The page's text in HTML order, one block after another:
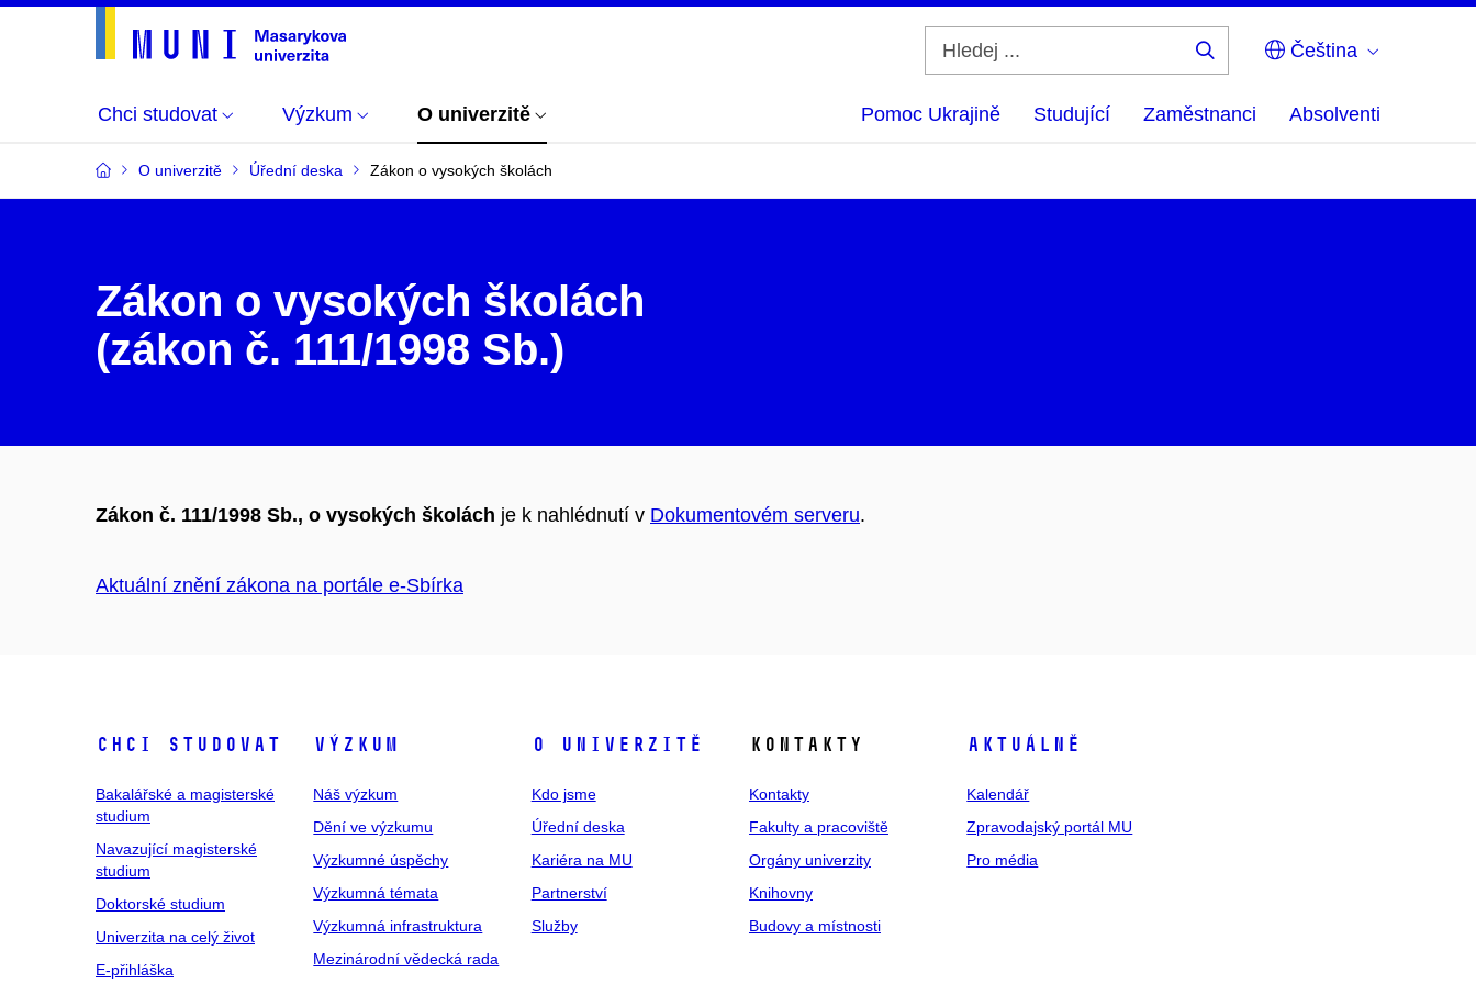
Čeština
Chci studovat Výzkum O univerzitě Pomoc Ukrajině Studující Zaměstnanci Absolventi
O univerzitě Úřední deska Zákon o vysokých školách
Zákon o vysokých školách
(zákon č. 111/1998 Sb.)
Zákon č. 111/1998 Sb., o vysokých školách je k nahlédnutí v Dokumentovém serveru.
Aktuální znění zákona na portále e-Sbírka
Chci studovat
Bakalářské a magisterské
studium
Navazující magisterské
studium
Doktorské studium
Univerzita na celý život
E-přihláška
Výzkum
Náš výzkum
Dění ve výzkumu
Výzkumné úspěchy
Výzkumná témata
Výzkumná infrastruktura
Mezinárodní vědecká rada
O univerzitě
Kdo jsme
Úřední deska
Kariéra na MU
Partnerství
Služby
Kontakty
Kontakty
Fakulty a pracoviště
Orgány univerzity
Knihovny
Budovy a místnosti
Aktuálně
Kalendář
Zpravodajský portál MU
Pro média